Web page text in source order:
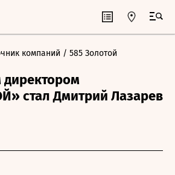
компаний / 585 Золотой
стал Дмитрий Лазарев